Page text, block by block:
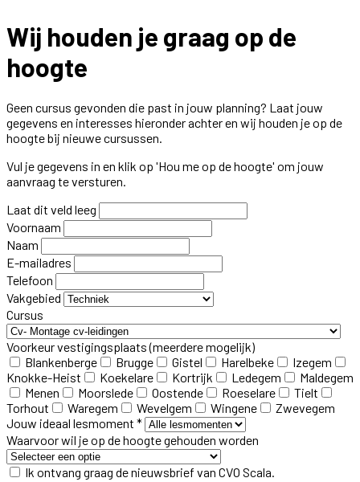
Wij houden je graag op de
hoogte
Geen cursus gevonden die past in jouw planning? Laat jouw
gegevens en interesses hieronder achter en wij houden je op de
hoogte bij nieuwe cursussen.
Vul je gegevens in en klik op 'Hou me op de hoogte' om jouw
aanvraag te versturen.
Laat dit veld leeg
Voornaam
Naam
E-mailadres
Telefoon
Vakgebied
Cursus
Voorkeur vestigingsplaats(meerdere mogelijk)
Blankenberge
Brugge Gistel Harelbeke
Izegem
Knokke-Heist
Koekelare Kortrijk Ledegem
Maldegem
Menen
Moorslede Oostende Roeselare
Tielt
Torhout
Waregem Wevelgem Wingene
Zwevegem
Jouw ideaal lesmoment *
Waarvoor wil je op de hoogte gehouden worden
Ik ontvang graag de nieuwsbrief van CVO Scala.